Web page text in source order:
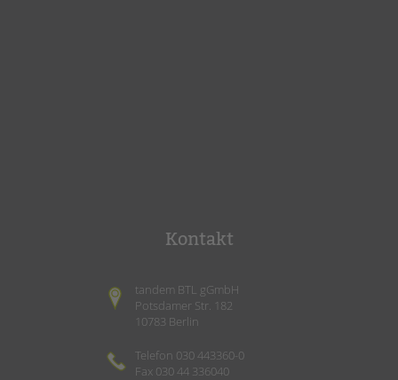
Kontakt
tandem BTL gGmbH
Potsdamer Str. 182
10783 Berlin
Telefon 030 443360-0
Fax 030 44 336040